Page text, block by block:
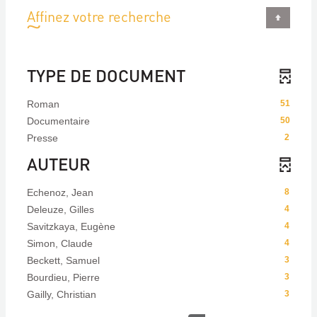
Affinez votre recherche
TYPE DE DOCUMENT
51
Roman
50
Documentaire
2
Presse
AUTEUR
8
Echenoz, Jean
4
Deleuze, Gilles
4
Savitzkaya, Eugène
4
Simon, Claude
3
Beckett, Samuel
3
Bourdieu, Pierre
3
Gailly, Christian